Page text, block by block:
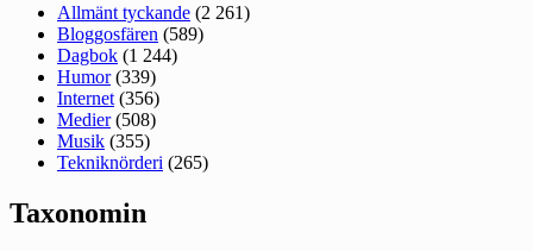
Allmänt tyckande (2 261)
Bloggosfären (589)
Dagbok (1 244)
Humor(339)
Internet (356)
Medier(508)
Musik (355)
Tekniknörderi (265)
Taxonomin